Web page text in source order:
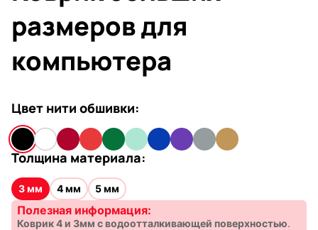
размеров для
компьютера
Цвет нити обшивки:
Толщина материала:
3 мм 4 мм 5 мм
Полезная информация:
Коврик 4 и 3мм с водоотталкивающей поверхностью.